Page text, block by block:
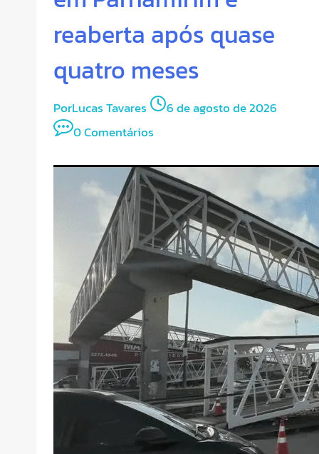
reaberta após quase
quatro meses
PorLucas Tavares
6 de agosto de 2026
0 Comentários